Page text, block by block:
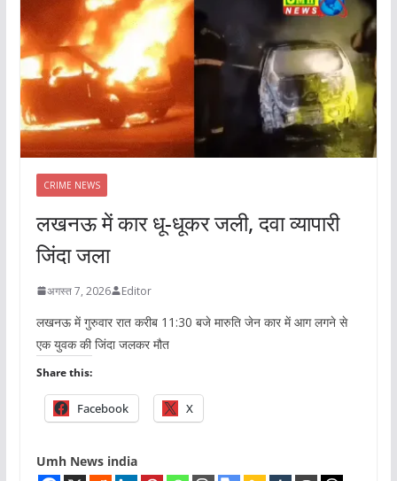
CRIME NEWS
लखनऊ में कार धू-धूकर जली, दवा व्यापारी
जिंदा जला
अगस्त 7, 2026 Editor
लखनऊ में गुरुवार रात करीब 11:30 बजे मारुति जेन कार में आग लगने से
एक युवक की जिंदा जलकर मौत
Share this:
Facebook X
Umh News india